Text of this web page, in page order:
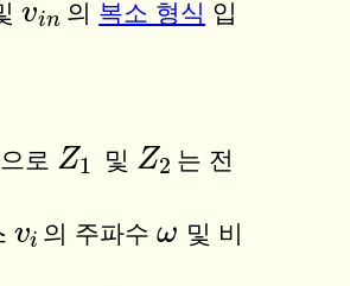
vin
vin 의 복소 형식 입
로 Z1
Z1 및 Z2
Z2 는 전
vi
vi 의 주파수 ω
ω 및 비